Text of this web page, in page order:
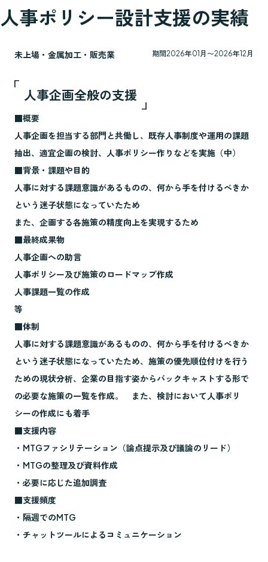
人事ポリシー設計支援の実績
未上場・金属加工・販売業 期間2026年01月〜2026年12月
人事企画全般の支援
■概要
人事企画を担当する部門と共働し、既存人事制度や運用の課題
抽出、適宜企画の検討、人事ポリシー作りなどを実施（中）
■背景・課題や目的
人事に対する課題意識があるものの、何から手を付けるべきか
という迷子状態になっていたため
また、企画する各施策の精度向上を実現するため
■最終成果物
人事企画への助言
人事ポリシー及び施策のロードマップ作成
人事課題一覧の作成
等
■体制
人事に対する課題意識があるものの、何から手を付けるべきか
という迷子状態になっていたため、施策の優先順位付けを行う
ための現状分析、企業の目指す姿からバックキャストする形で
の必要な施策の一覧を作成。 また、検討において人事ポリ
シーの作成にも着手
■支援内容
・MTGファシリテーション（論点提示及び議論のリード）
・MTGの整理及び資料作成
・必要に応じた追加調査
■支援頻度
・隔週でのMTG
・チャットツールによるコミュニケーション